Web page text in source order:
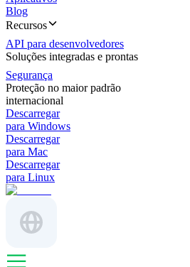
Blog
Recursos
API para desenvolvedores
Soluções integradas e prontas
Segurança
Proteção no maior padrão
internacional
Descarregar
para Windows
Descarregar
para Mac
Descarregar
para Linux